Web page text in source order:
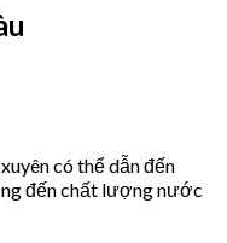
có thể dẫn đến
đến chất lượng nước